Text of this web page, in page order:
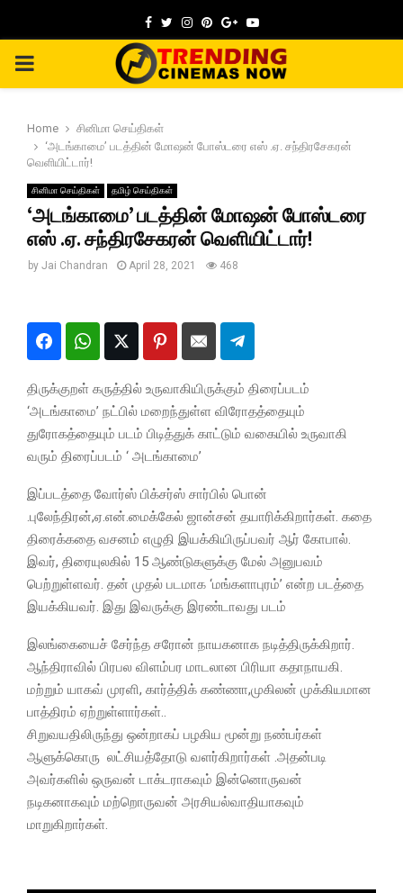
Facebook
TwitterInstagram
Pinterest
GoogleYoutube
PRIMARY
Home
சினிமா செய்திகள்
‘அடங்காமை’ படத்தின் மோஷன் போஸ்டரை எஸ் .ஏ. சந்திரசேகரன்
வெளியிட்டார்!
சினிமா செய்திகள் தமிழ் செய்திகள்
‘அடங்காமை’ படத்தின் மோஷன் போஸ்டரை
எஸ் .ஏ. சந்திரசேகரன் வெளியிட்டார்!
by Jai Chandran April 28, 2021 468
திருக்குறள் கருத்தில் உருவாகியிருக்கும் திரைப்படம்
‘அடங்காமை’ நட்பில் மறைந்துள்ள விரோதத்தையும்
துரோகத்தையும் படம் பிடித்துக் காட்டும் வகையில் உருவாகி
வரும் திரைப்படம் ‘ அடங்காமை’
இப்படத்தை வோர்ஸ் பிக்சர்ஸ் சார்பில் பொன்
.புலேந்திரன்,ஏ.என்.மைக்கேல் ஜான்சன் தயாரிக்கிறார்கள். கதை
திரைக்கதை வசனம் எழுதி இயக்கியிருப்பவர் ஆர் கோபால்.
இவர், திரையுலகில் 15 ஆண்டுகளுக்கு மேல் அனுபவம்
பெற்றுள்ளவர். தன் முதல் படமாக ‘மங்களாபுரம்’ என்ற படத்தை
இயக்கியவர். இது இவருக்கு இரண்டாவது படம்
இலங்கையைச் சேர்ந்த சரோன் நாயகனாக நடித்திருக்கிறார்.
ஆந்திராவில் பிரபல விளம்பர மாடலான பிரியா கதாநாயகி.
மற்றும் யாகவ் முரளி, கார்த்திக் கண்ணா,முகிலன் முக்கியமான
பாத்திரம் ஏற்றுள்ளார்கள்..
சிறுவயதிலிருந்து ஒன்றாகப் பழகிய மூன்று நண்பர்கள்
ஆளுக்கொரு லட்சியத்தோடு வளர்கிறார்கள் .அதன்படி
அவர்களில் ஒருவன் டாக்டராகவும் இன்னொருவன்
நடிகனாகவும் மற்றொருவன் அரசியல்வாதியாகவும்
மாறுகிறார்கள்.